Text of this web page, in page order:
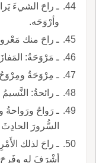
ـ راحَ الشيءَ
وأرْوَحَه.
ـ راحَ منك
ـ مَرْوَحَةُ:
ـ مِرْوَحَةُ ومِرْوَحُ:
ـ رائحةُ: النَّسيمُ
ـ رَواحُ
السُّرورَ
أشْرَفَ له